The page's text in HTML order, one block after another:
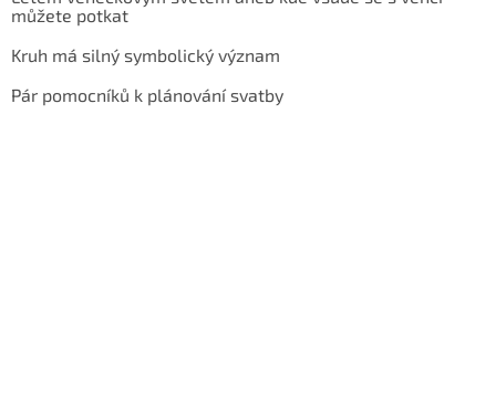
můžete potkat
Kruh má silný symbolický význam
Pár pomocníků k plánování svatby